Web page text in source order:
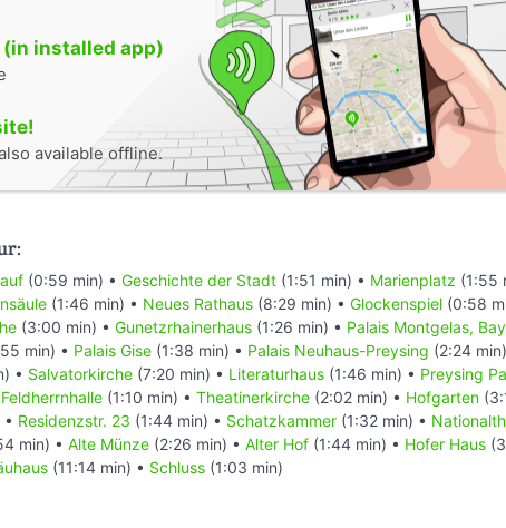
installed app)
available offline.
(0:59 min) • Geschichte der Stadt (1:51 min) • Marienplatz (1:55
(1:46 min) • Neues Rathaus (8:29 min) • Glockenspiel (0:58
(3:00 min) • Gunetzrhainerhaus (1:26 min) • Palais Montgelas,
min) • Palais Gise (1:38 min) • Palais Neuhaus-Preysing (2:24
• Salvatorkirche (7:20 min) • Literaturhaus (1:46 min) • Preysing
Feldherrnhalle (1:10 min) • Theatinerkirche (2:02 min) • Hofgarten
Residenzstr. 23 (1:44 min) • Schatzkammer (1:32 min) •
min) • Alte Münze (2:26 min) • Alter Hof (1:44 min) • Hofer Haus
(11:14 min) • Schluss (1:03 min)